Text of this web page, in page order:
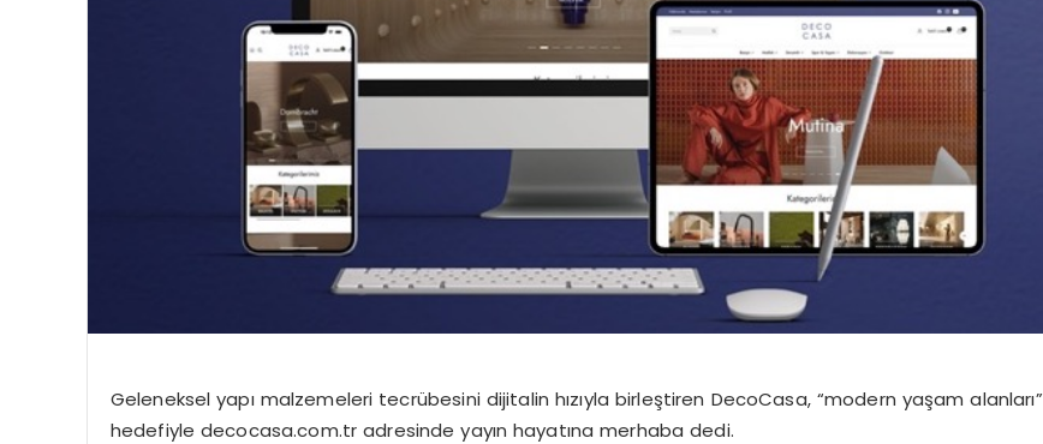
Geleneksel yapı malzemeleri tecrübesini dijitalin hızıyla birleştiren DecoCasa, “modern yaşam alanları”
hedefiyle decocasa.com.tr adresinde yayın hayatına merhaba dedi.